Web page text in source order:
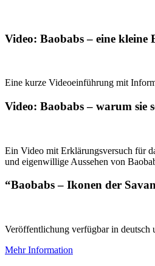
Video: Baobabs – eine kleine
Eine kurze Videoeinführung mit
Video: Baobabs – warum sie
Ein Video mit Erklärungsversuch für
und eigenwillige Aussehen von
“Baobabs – Ikonen der
Veröffentlichung verfügbar in deutsch
Mehr Information